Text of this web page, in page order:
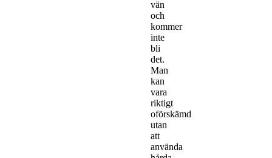
vän
och
kommer
inte
bli
det.
Man
kan
vara
riktigt
oförskämd
utan
att
använda